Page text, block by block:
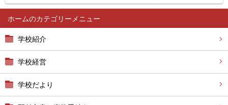
ホーム
学校紹介
学校経営
学校だより